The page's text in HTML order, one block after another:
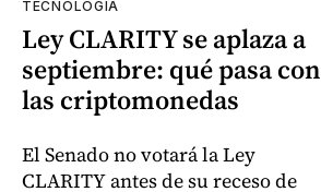
TECNOLOGÍA
Ley CLARITY se aplaza a
septiembre: qué pasa con
las criptomonedas
El Senado no votará la Ley
CLARITY antes de su receso de